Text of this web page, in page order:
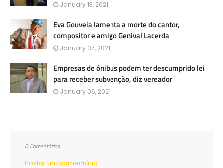
January 13, 2021
Eva Gouveia lamenta a morte do cantor,
compositor e amigo Genival Lacerda
January 07, 2021
Empresas de ônibus podem ter descumprido lei
para receber subvenção, diz vereador
January 06, 2021
0 Comentários
Postar um comentário